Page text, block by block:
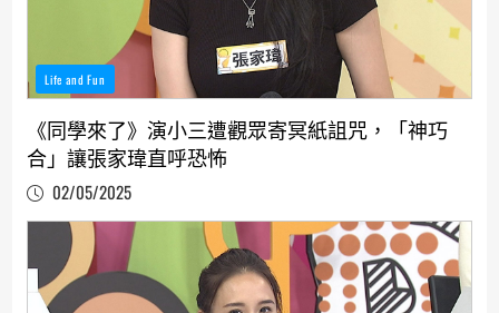
Life and Fun
《同學來了》演小三遭觀眾寄冥紙詛咒，「神巧
合」讓張家瑋直呼恐怖
02/05/2025